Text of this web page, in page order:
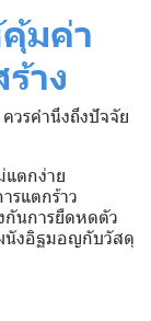
มค่า
าง
วรคำนึงถึงปัจจัย
ตกง่าย
รแตกร้าว
กันการยืดหดตัว
นังอิฐมอญกับวัสดุ